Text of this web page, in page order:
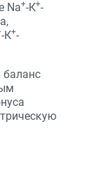
Na+-К+-
-К+-
баланс